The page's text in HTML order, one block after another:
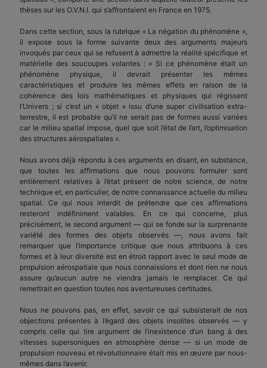
thèses sur les O.V.N.I. qui s’affrontaient en France en 1975.
Dans cette section, sous la rubrique « La négation du phénomène »,
il expose sous la forme suivante deux des arguments majeurs
invoqués par ceux qui se refusent à admettre la réalité spécifique et
matérielle des soucoupes volantes : « Si ce phénomène était un
phénomène physique, il devrait présenter les mêmes
caractéristiques et produire les mêmes effets en raison de la
cohérence des lois mathématiques et physiques qui régissent
l’Univers ; si c’est un « objet » issu d’une super civilisation extra-
terrestre, il est probable qu’il ne serait pas de formes aussi variées
car le milieu spatial impose, quel que soit l’état de l’art, l’optimisation
des structures aérospatiales ».
Nous avons déjà répondu à ces arguments en disant, en substance,
que toutes les affirmations que nous pouvons formuler sont
entièrement relatives à l’état présent de notre science, de notre
technique et, en particulier, de notre connaissance actuelle du milieu
spatial. Ce qui nous interdit de prétendre que ces affirmations
resteront indéfiniment valables. En ce qui concerne, plus
précisément, le second argument — qui se fonde sur la surprenante
variété des formes des objets observés —, nous avons fait
remarquer que l’importance critique que nous attribuons à ces
formes et à leur diversité est en étroit rapport avec le seul mode de
propulsion aérospatiale que nous connaissions et dont rien ne nous
assure qu’aucun autre ne viendra jamais le remplacer. Ce qui
remettrait en question toutes nos aventureuses certitudes.
Nous ne pouvons pas, en effet, savoir ce qui subsisterait de nos
objections présentes à l’égard des objets insolites observés — y
compris celle qui tire argument de l’inexistence d’un bang à des
vitesses supersoniques en atmosphère dense — si un mode de
propulsion nouveau et révolutionnaire était mis en œuvre par nous-
mêmes dans l’avenir.